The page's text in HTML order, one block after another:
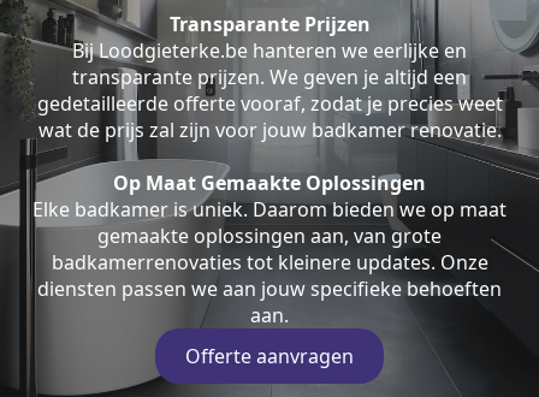
Transparante Prijzen
Bij Loodgieterke.be hanteren we eerlijke en
transparante prijzen. We geven je altijd een
gedetailleerde offerte vooraf, zodat je precies weet
wat de prijs zal zijn voor jouw badkamer renovatie.
Op Maat Gemaakte Oplossingen
Elke badkamer is uniek. Daarom bieden we op maat
gemaakte oplossingen aan, van grote
badkamerrenovaties tot kleinere updates. Onze
diensten passen we aan jouw specifieke behoeften
aan.
Offerte aanvragen